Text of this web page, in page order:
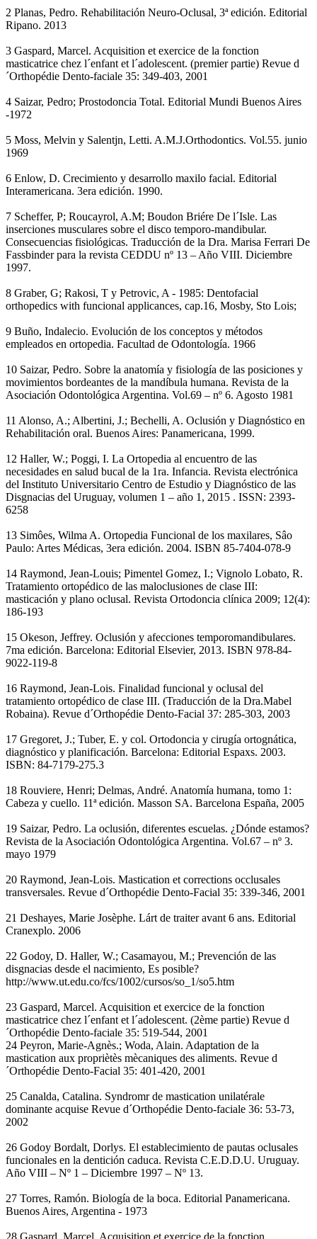
2 Planas, Pedro. Rehabilitación Neuro-Oclusal, 3ª edición. Editorial
Ripano. 2013
3 Gaspard, Marcel. Acquisition et exercice de la fonction
masticatrice chez l´enfant et l´adolescent. (premier partie) Revue d
´Orthopédie Dento-faciale 35: 349-403, 2001
4 Saizar, Pedro; Prostodoncia Total. Editorial Mundi Buenos Aires
-1972
5 Moss, Melvin y Salentjn, Letti. A.M.J.Orthodontics. Vol.55. junio
1969
6 Enlow, D. Crecimiento y desarrollo maxilo facial. Editorial
Interamericana. 3era edición. 1990.
7 Scheffer, P; Roucayrol, A.M; Boudon Briére De l´Isle. Las
inserciones musculares sobre el disco temporo-mandibular.
Consecuencias fisiológicas. Traducción de la Dra. Marisa Ferrari De
Fassbinder para la revista CEDDU nº 13 – Año VIII. Diciembre
1997.
8 Graber, G; Rakosi, T y Petrovic, A - 1985: Dentofacial
orthopedics with funcional applicances, cap.16, Mosby, Sto Lois;
9 Buño, Indalecio. Evolución de los conceptos y métodos
empleados en ortopedia. Facultad de Odontología. 1966
10 Saizar, Pedro. Sobre la anatomía y fisiología de las posiciones y
movimientos bordeantes de la mandíbula humana. Revista de la
Asociación Odontológica Argentina. Vol.69 – nº 6. Agosto 1981
11 Alonso, A.; Albertini, J.; Bechelli, A. Oclusión y Diagnóstico en
Rehabilitación oral. Buenos Aires: Panamericana, 1999.
12 Haller, W.; Poggi, I. La Ortopedia al encuentro de las
necesidades en salud bucal de la 1ra. Infancia. Revista electrónica
del Instituto Universitario Centro de Estudio y Diagnóstico de las
Disgnacias del Uruguay, volumen 1 – año 1, 2015 . ISSN: 2393-
6258
13 Simôes, Wilma A. Ortopedia Funcional de los maxilares, Sâo
Paulo: Artes Médicas, 3era edición. 2004. ISBN 85-7404-078-9
14 Raymond, Jean-Louis; Pimentel Gomez, I.; Vignolo Lobato, R.
Tratamiento ortopédico de las maloclusiones de clase III:
masticación y plano oclusal. Revista Ortodoncia clínica 2009; 12(4):
186-193
15 Okeson, Jeffrey. Oclusión y afecciones temporomandibulares.
7ma edición. Barcelona: Editorial Elsevier, 2013. ISBN 978-84-
9022-119-8
16 Raymond, Jean-Lois. Finalidad funcional y oclusal del
tratamiento ortopédico de clase III. (Traducción de la Dra.Mabel
Robaina). Revue d´Orthopédie Dento-Facial 37: 285-303, 2003
17 Gregoret, J.; Tuber, E. y col. Ortodoncia y cirugía ortognática,
diagnóstico y planificación. Barcelona: Editorial Espaxs. 2003.
ISBN: 84-7179-275.3
18 Rouviere, Henri; Delmas, André. Anatomía humana, tomo 1:
Cabeza y cuello. 11ª edición. Masson SA. Barcelona España, 2005
19 Saizar, Pedro. La oclusión, diferentes escuelas. ¿Dónde estamos?
Revista de la Asociación Odontológica Argentina. Vol.67 – nº 3.
mayo 1979
20 Raymond, Jean-Lois. Mastication et corrections occlusales
transversales. Revue d´Orthopédie Dento-Facial 35: 339-346, 2001
21 Deshayes, Marie Josèphe. Lárt de traiter avant 6 ans. Editorial
Cranexplo. 2006
22 Godoy, D. Haller, W.; Casamayou, M.; Prevención de las
disgnacias desde el nacimiento, Es posible?
http://www.ut.edu.co/fcs/1002/cursos/so_1/so5.htm
23 Gaspard, Marcel. Acquisition et exercice de la fonction
masticatrice chez l´enfant et l´adolescent. (2ème partie) Revue d
´Orthopédie Dento-faciale 35: 519-544, 2001
24 Peyron, Marie-Agnès.; Woda, Alain. Adaptation de la
mastication aux propriètès mècaniques des aliments. Revue d
´Orthopédie Dento-Facial 35: 401-420, 2001
25 Canalda, Catalina. Syndromr de mastication unilatérale
dominante acquise Revue d´Orthopédie Dento-faciale 36: 53-73,
2002
26 Godoy Bordalt, Dorlys. El establecimiento de pautas oclusales
funcionales en la dentición caduca. Revista C.E.D.D.U. Uruguay.
Año VIII – Nº 1 – Diciembre 1997 – Nº 13.
27 Torres, Ramón. Biología de la boca. Editorial Panamericana.
Buenos Aires, Argentina - 1973